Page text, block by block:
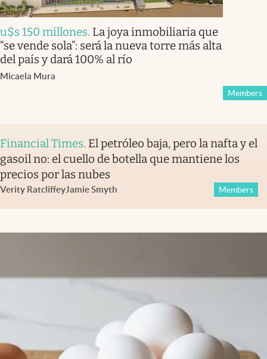
u$s 150 millones. La joya inmobiliaria que
“se vende sola”: será la nueva torre más alta
del país y dará 100% al río
Micaela Mura
Members
Financial Times. El petróleo baja, pero la nafta y el
gasoil no: el cuello de botella que mantiene los
precios por las nubes
Verity RatcliffeyJamie Smyth Members